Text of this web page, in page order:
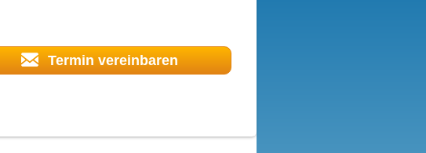
Termin vereinbaren